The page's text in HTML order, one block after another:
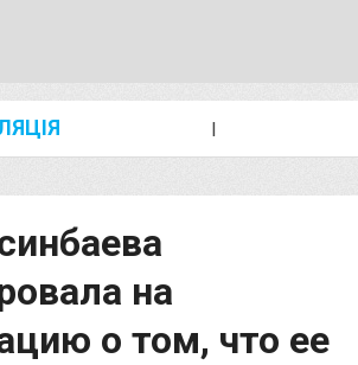
I
на
о том, что ее